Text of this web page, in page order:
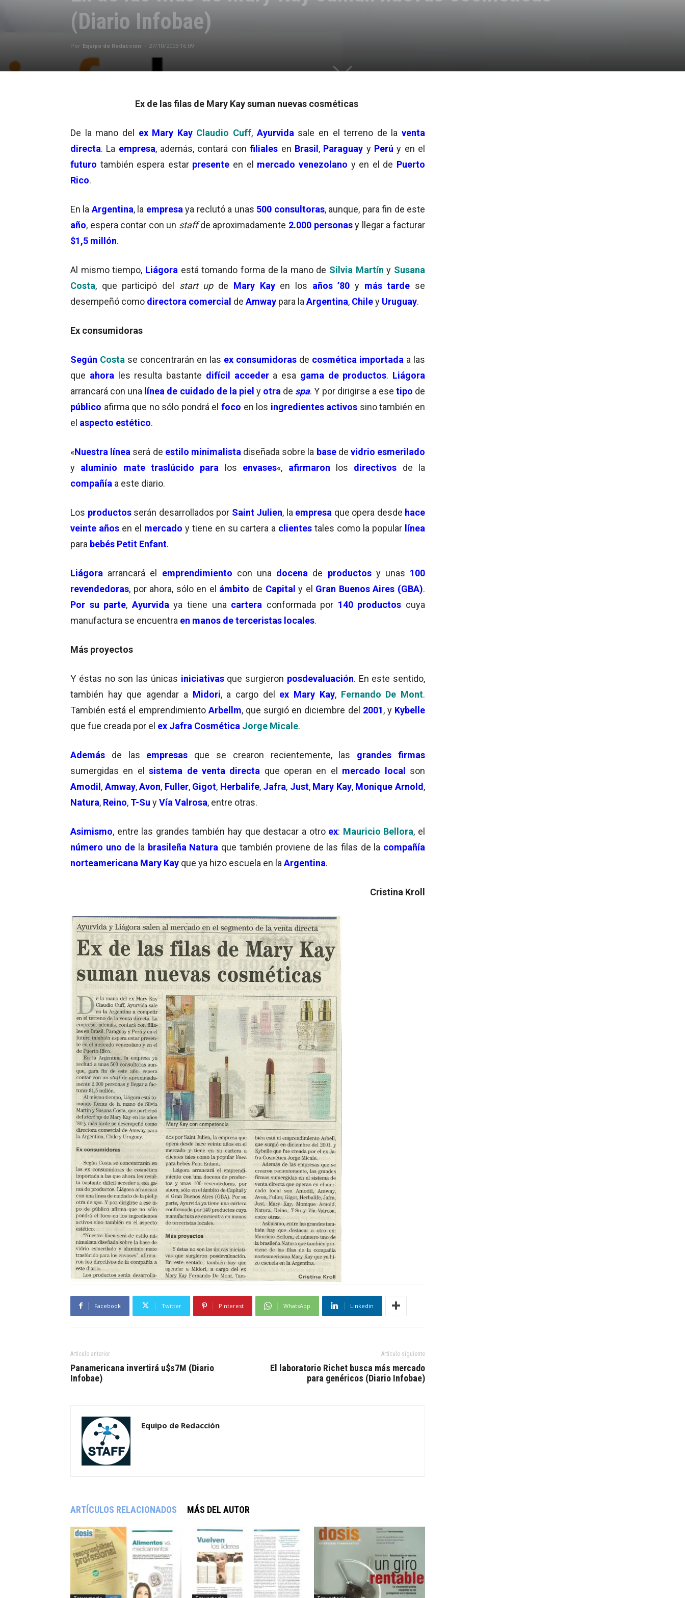
(Diario Infobae)
Por Equipo de Redacción - 27/10/2003 16:09
Ex de las filas de Mary Kay suman nuevas cosméticas
De la mano del ex Mary Kay Claudio Cuff, Ayurvida sale en el terreno de la venta
directa. La empresa, además, contará confiliales en Brasil, Paraguay y Perú y en el
futuro también espera estar presente en el mercado venezolano y en el de Puerto
Rico.
En la Argentina, la empresa ya reclutó a unas 500 consultoras, aunque, para fin de este
año, espera contar con un staffde aproximadamente 2.000 personas y llegar a facturar
$1,5 millón.
Al mismo tiempo, Liágora está tomando forma de la mano de Silvia Martín y Susana
Costa, que participó del start upde Mary Kayen los años ’80 y más tarde se
desempeñó como directora comercial de Amway para la Argentina, Chiley Uruguay.
Ex consumidoras
Según Costa se concentrarán en las ex consumidoras de cosmética importada a las
que ahora les resulta bastante difícil acceder a esa gama de productos. Liágora
arrancará con una línea de cuidado de la piel y otra de spa. Y por dirigirse a ese tipo de
público afirma que no sólo pondrá elfoco en los ingredientes activos sino también en
el aspecto estético.
«Nuestra línea será de estilo minimalista diseñada sobre la base de vidrio esmerilado
y aluminio mate traslúcido para los envases«, afirmaron los directivos
de la
compañía a este diario.
Los productos serán desarrollados por Saint Julien, la empresa que opera desde hace
veinte años en el mercado y tiene en su cartera a clientes tales como la popular línea
para bebés Petit Enfant.
Liágora arrancará el emprendimiento con una docena de productos y unas 100
revendedoras, por ahora, sólo en el ámbito de Capital y el Gran Buenos Aires (GBA).
Por su parte, Ayurvida ya tiene una cartera conformada por 140 productos cuya
manufactura se encuentra en manos de terceristas locales.
Más proyectos
Y éstas no son las únicas iniciativas que surgieron posdevaluación. En este sentido,
también hay que agendar a Midori, a cargo del ex Mary Kay, Fernando De Mont.
También está el emprendimiento Arbellm, que surgió en diciembre del 2001, y Kybelle
que fue creada por el ex Jafra Cosmética Jorge Micale.
Además de las empresas que se crearon recientemente, las grandes firmas
sumergidas en elsistema de venta directa que operan en el mercado local son
Amodil, Amway,Avon, Fuller, Gigot, Herbalife, Jafra, Just, Mary Kay, Monique Arnold,
Natura, Reino, T-Su yVía Valrosa, entre otras.
Asimismo, entre las grandes también hay que destacar a otro ex: Mauricio Bellora, el
número uno de la brasileña Natura que también proviene de las filas de la compañía
norteamericana Mary Kay que ya hizo escuela en la Argentina.
Cristina Kroll
Facebook Twitter Pinterest WhatsApp Linkedin
Artículo anterior
Panamericana invertirá u$s7M (Diario
Infobae)
Artículo siguiente
El laboratorio Richet busca más mercado
para genéricos (Diario Infobae)
Equipo de Redacción
ARTÍCULOS RELACIONADOS MÁS DEL AUTOR